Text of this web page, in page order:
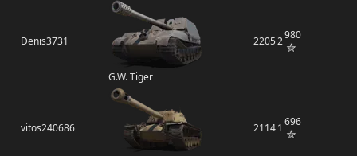
Denis3731
G.W. Tiger
22052980
vitos240686 21141 696